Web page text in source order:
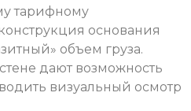
тарифному
основания
объем груза.
дают возможность
визуальный осмотр